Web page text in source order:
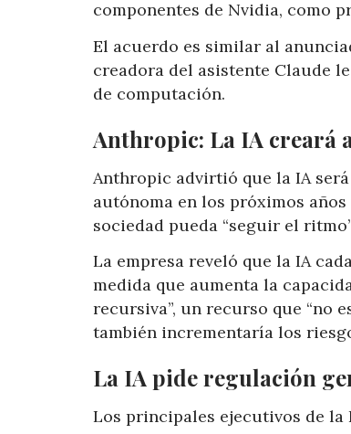
componentes de Nvidia, como
El acuerdo es similar al
creadora del asistente Claude
de computación.
Anthropic: La IA creará
Anthropic advirtió que la IA
autónoma en los próximos
sociedad pueda “seguir el
La empresa reveló que la IA
medida que aumenta la
recursiva”, un recurso que “no
también incrementaría los
La IA pide regulación
Los principales ejecutivos de la